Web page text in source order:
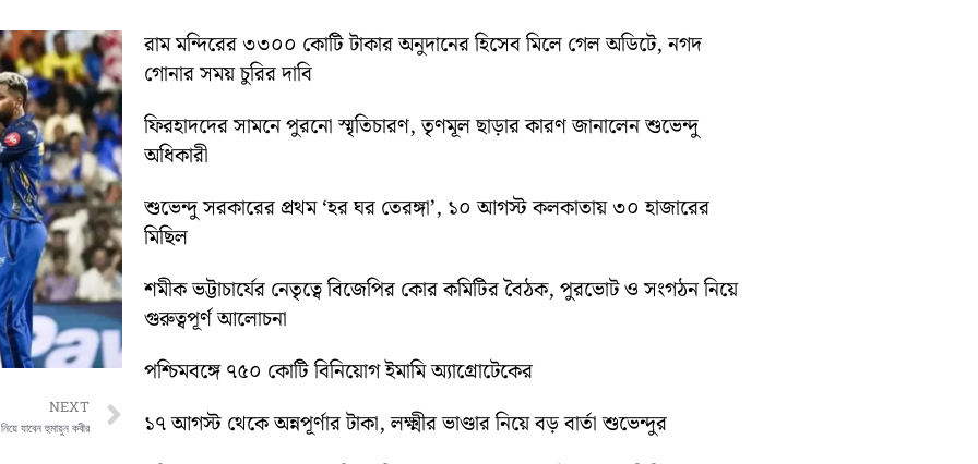
NEXT
যাবেন হুমায়ুন কবীর Next
রাম মন্দিরের ৩৩০০ কোটি টাকার অনুদানের হিসেব মিলে গেল অডিটে, নগদ
গোনার সময় চুরির দাবি
ফিরহাদদের সামনে পুরনো স্মৃতিচারণ, তৃণমূল ছাড়ার কারণ জানালেন শুভেন্দু
অধিকারী
শুভেন্দু সরকারের প্রথম ‘হর ঘর তেরঙ্গা’, ১০ আগস্ট কলকাতায় ৩০ হাজারের
মিছিল
শমীক ভট্টাচার্যের নেতৃত্বে বিজেপির কোর কমিটির বৈঠক, পুরভোট ও সংগঠন নিয়ে
গুরুত্বপূর্ণ আলোচনা
পশ্চিমবঙ্গে ৭৫০ কোটি বিনিয়োগ ইমামি অ্যাগ্রোটেকের
১৭ আগস্ট থেকে অন্নপূর্ণার টাকা, লক্ষ্মীর ভাণ্ডার নিয়ে বড় বার্তা শুভেন্দুর